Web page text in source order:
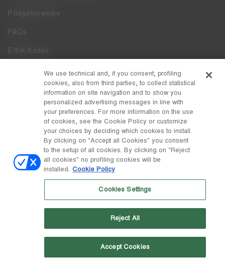
Pflegehinweise
FAQs
Ethik-Kodex
Whistleblowing
Zugänglichkeit
DISCOVER MOON BOOT
Facebook
LAND / WÄHRUNG
Schweiz / ₣ ändern
S.p.A. untersteht. Sitz in Giavera del Montello (TV) - Via Fante d'Italia
n. 56 | Grundkapital € 38.533.835,00 voll eingezahlt | Unternehmen
eingetragen unter Nr. 78175 R.E.A. von Treviso. Unternehmensregister
und Steuernummer 00195810262
We use technical and, if you consent, profiling
cookies, also from third parties, to collect statistical
information on site navigation and to show you
personalized advertising messages in line with
your preferences. For more information on the use
of cookies, see the Cookie Policy or customize
your choices by deciding which cookies to install.
By clicking on "Accept all Cookies" you consent
to the setup of all cookies. By clicking on "Reject
all cookies" no profiling cookies will be
installed. Cookie Policy
Cookies Settings
Reject All
Accept Cookies